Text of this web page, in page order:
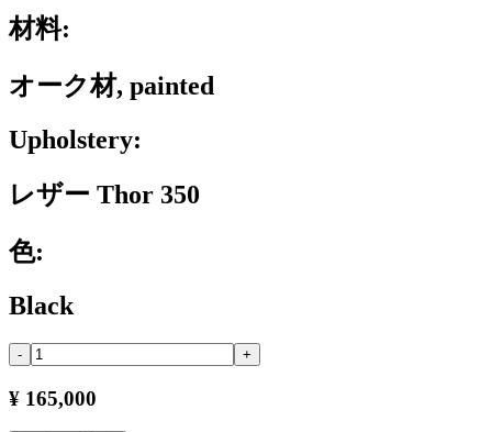
材料:
オーク材, painted
Upholstery:
レザー Thor 350
色:
Black
- +
¥ 165,000